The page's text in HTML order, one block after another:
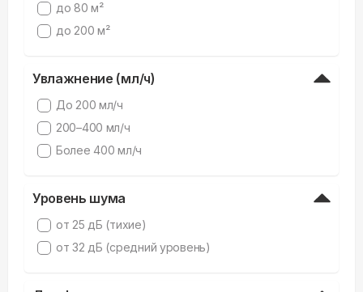
до 80 м²
до 200 м²
Увлажнение (мл/ч)
До 200 мл/ч
200–400 мл/ч
Более 400 мл/ч
Уровень шума
от 25 дБ (тихие)
от 32 дБ (средний уровень)